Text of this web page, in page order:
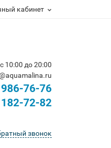
кабинет
10:00 до 20:00
76-76
72-82
звонок